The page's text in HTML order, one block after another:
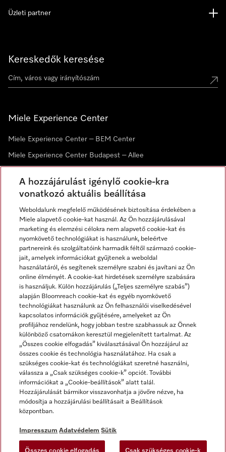
Kereskedők keresése
Miele Experience Center
Miele Experience Center – BEM Center
Miele Experience Center Budapest – Allee
Hírlevél
Üzleti partner
Impresszum
ÁSZF
Adatvédelem
Felhasználási feltételek
Akadálymentességi Nyilatkozat
Digitális Szolgáltatásokról szóló törvény
Miele a YouTube-on
Miele a Facebookon
Miele az Instagramon
A hozzájárulást igénylő cookie-kra
vonatkozó aktuális beállítása
Weboldalunk megfelelő működésének biztosítása érdekében a
Miele alapvető cookie-kat használ. Az Ön hozzájárulásával
marketing és elemzési célokra nem alapvető cookie-kat és
nyomkövető technológiákat is használunk, beleértve
partnereink és szolgáltatóink harmadik féltől származó cookie-
jait, amelyek információkat gyűjtenek a weboldal
használatáról, és segítenek személyre szabni és javítani az Ön
online élményét. A cookie-kat hirdetések személyre szabására
is használjuk. Külön hozzájárulás („Teljes személyre szabás”)
alapján Bloomreach cookie-kat és egyéb nyomkövető
technológiákat használunk az Ön felhasználói viselkedésével
kapcsolatos információk gyűjtésére, amelyeket az Ön
profiljához rendelünk, hogy jobban testre szabhassuk az Önnek
különböző csatornákon keresztül megjelenített tartalmat. Az
„Összes cookie elfogadás” kiválasztásával Ön hozzájárul az
összes cookie és technológia használatához. Ha csak a
szükséges cookie-kat és technológiákat szeretné használni,
válassza a „Csak szükséges cookie-k” opciót. További
információkat a „Cookie-beállítások” alatt talál.
Hozzájárulását bármikor visszavonhatja a jövőre nézve, ha
módosítja a hozzájárulási beállításait a Beállítások
központban.
Impresszum Adatvédelem Sütik